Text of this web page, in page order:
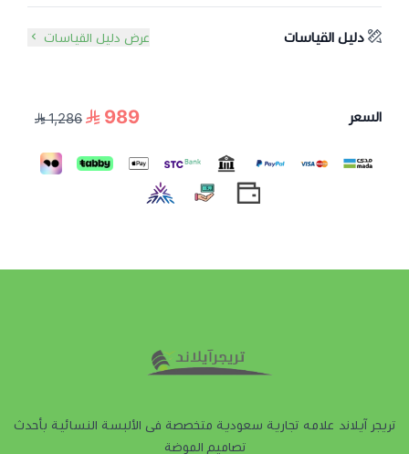
دليل القياسات عرض دليل القياسات
السعر 989
1,286
تريجر آيلاند علامه تجارية سعودية متخصصة فى الألبسة النسائية بأحدث
تصاميم الموضة